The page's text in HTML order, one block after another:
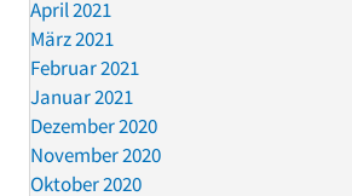
April 2021
März 2021
Februar 2021
Januar 2021
Dezember 2020
November 2020
Oktober 2020